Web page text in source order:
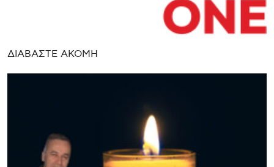
ΔΙΑΒΑΣΤΕ ΑΚΟΜΗ